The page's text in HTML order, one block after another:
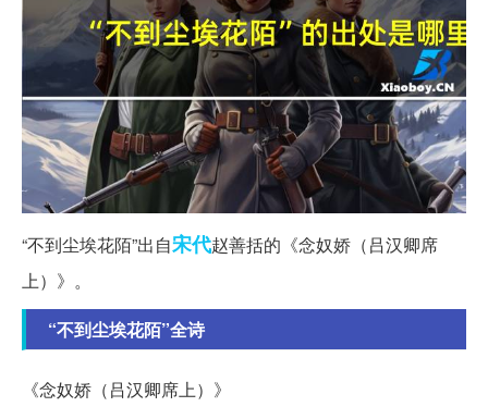
“不到尘埃花陌”出自宋代赵善括的《念奴娇（吕汉卿席
上）》。
“不到尘埃花陌”全诗
《念奴娇（吕汉卿席上）》